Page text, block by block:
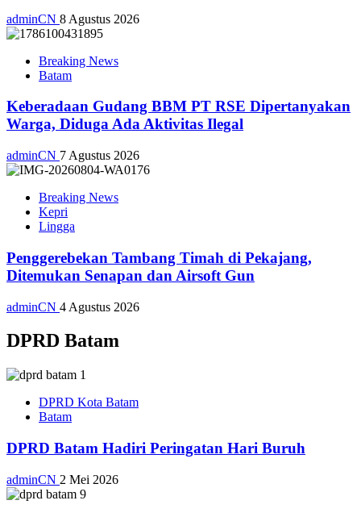
adminCN 8 Agustus 2026
Breaking News
Batam
Keberadaan Gudang BBM PT RSE Dipertanyakan
Warga, Diduga Ada Aktivitas Ilegal
adminCN 7 Agustus 2026
Breaking News
Kepri
Lingga
Penggerebekan Tambang Timah di Pekajang,
Ditemukan Senapan dan Airsoft Gun
adminCN 4 Agustus 2026
DPRD Batam
DPRD Kota Batam
Batam
DPRD Batam Hadiri Peringatan Hari Buruh
adminCN 2 Mei 2026